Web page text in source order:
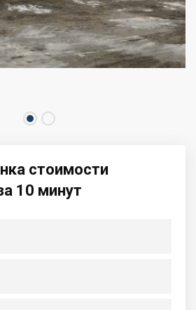
стоимости
10 минут